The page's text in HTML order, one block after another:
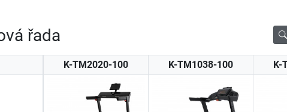
řada
K-TM2020-100 K-TM1038-100 K-